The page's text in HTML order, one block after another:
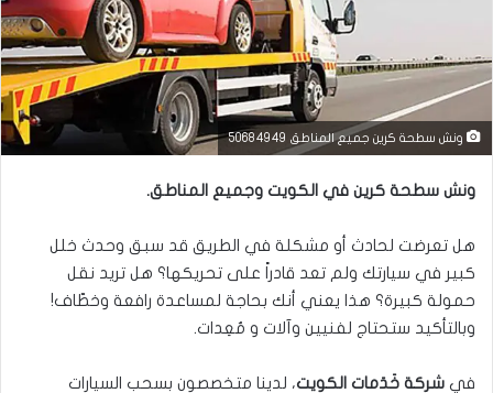
ونش سطحة كرين جميع المناطق 50684949
ونش سطحة كرين في الكويت وجميع المناطق.
هل تعرضت لحادث أو مشكلة في الطريق قد سبق وحدث خلل
كبير في سيارتك ولم تعد قادراً على تحريكها؟ هل تريد نقل
حمولة كبيرة؟ هذا يعني أنك بحاجة لمساعدة رافعة وخطّاف!
وبالتأكيد ستحتاج لفنيين وآلات و مٌعِدات.
في شركة خَدَمات الكويت، لدينا متخصصون بسحب السيارات